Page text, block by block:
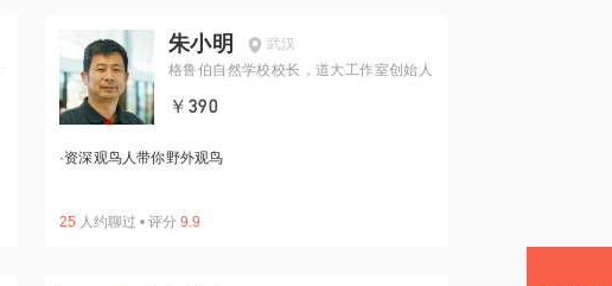
朱小明
武汉
格鲁伯自然学校校长，道大工作室创始人
￥390
·资深观鸟人带你野外观鸟
25 人约聊过 • 评分 9.9